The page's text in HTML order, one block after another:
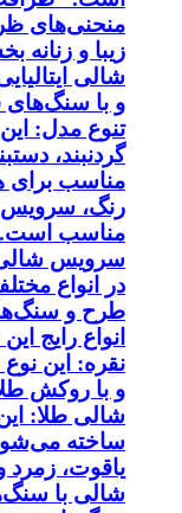
منحنی‌های
زیبا و زنانه
شالی
و با سنگ‌های
تنوع مدل:
گردنبند،
مناسب برای
رنگ، سرویس
مناسب است.
سرویس شالی
در انواع
طرح و سنگ‌های
انواع رایج
و با روکش
ساخته می‌شود
یاقوت،
شالی با